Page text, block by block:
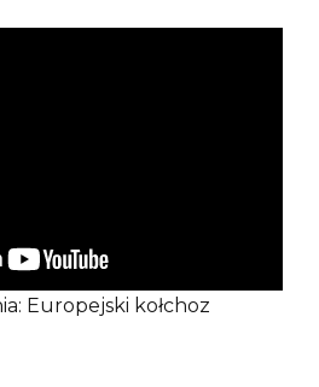
Europejski kołchoz